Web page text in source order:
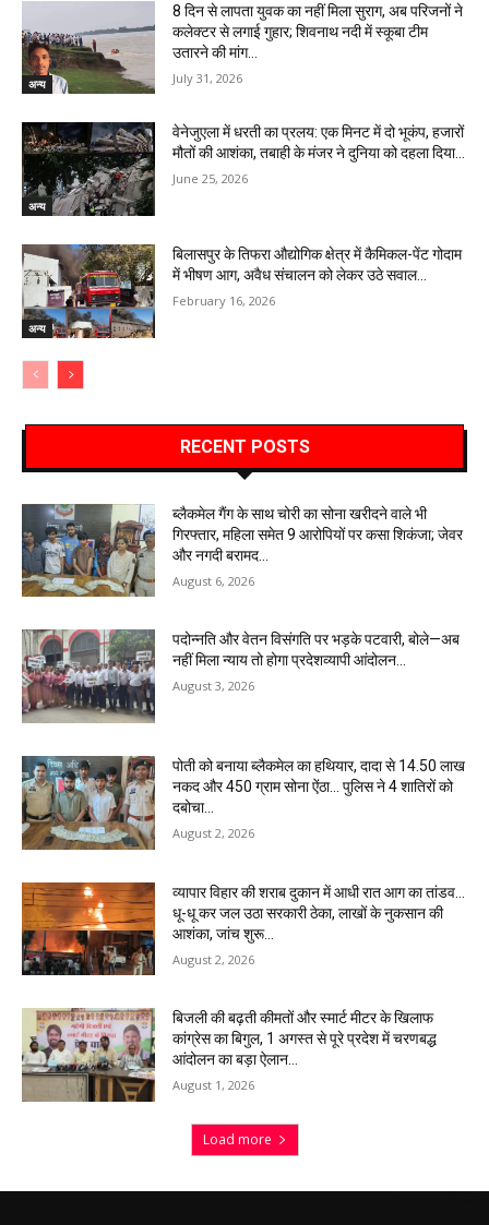
अन्य
8 दिन से लापता युवक का नहीं मिला सुराग, अब परिजनों ने
कलेक्टर से लगाई गुहार; शिवनाथ नदी में स्कूबा टीम
उतारने की मांग…
July 31, 2026
अन्य
वेनेजुएला में धरती का प्रलय: एक मिनट में दो भूकंप, हजारों
मौतों की आशंका, तबाही के मंजर ने दुनिया को दहला दिया…
June 25, 2026
अन्य
बिलासपुर के तिफरा औद्योगिक क्षेत्र में कैमिकल-पेंट गोदाम
में भीषण आग, अवैध संचालन को लेकर उठे सवाल…
February 16, 2026
RECENT POSTS
ब्लैकमेल गैंग के साथ चोरी का सोना खरीदने वाले भी
गिरफ्तार, महिला समेत 9 आरोपियों पर कसा शिकंजा; जेवर
और नगदी बरामद…
August 6, 2026
पदोन्नति और वेतन विसंगति पर भड़के पटवारी, बोले—अब
नहीं मिला न्याय तो होगा प्रदेशव्यापी आंदोलन…
August 3, 2026
पोती को बनाया ब्लैकमेल का हथियार, दादा से 14.50 लाख
नकद और 450 ग्राम सोना ऐंठा… पुलिस ने 4 शातिरों को
दबोचा…
August 2, 2026
व्यापार विहार की शराब दुकान में आधी रात आग का तांडव…
धू-धू कर जल उठा सरकारी ठेका, लाखों के नुकसान की
आशंका, जांच शुरू…
August 2, 2026
बिजली की बढ़ती कीमतों और स्मार्ट मीटर के खिलाफ
कांग्रेस का बिगुल, 1 अगस्त से पूरे प्रदेश में चरणबद्ध
आंदोलन का बड़ा ऐलान…
August 1, 2026
Load more